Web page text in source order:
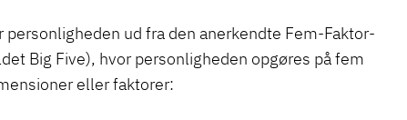
personligheden ud fra den anerkendte Fem-Faktor-
Big Five), hvor personligheden opgøres på fem
eller faktorer: